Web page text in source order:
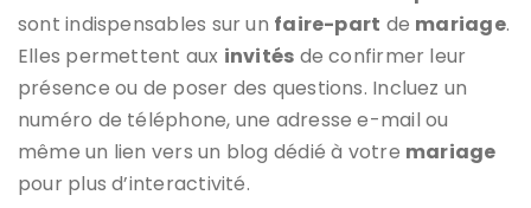
sont indispensables sur un faire-part de mariage.
Elles permettent aux invités de confirmer leur
présence ou de poser des questions. Incluez un
numéro de téléphone, une adresse e-mail ou
même un lien vers un blog dédié à votre mariage
pour plus d’interactivité.